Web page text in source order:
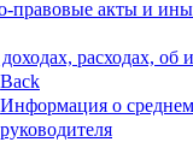
правовые акты и
расходах, об
Back
Информация о
руководителя